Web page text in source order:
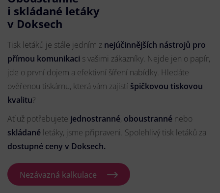
i skládané letáky
v Doksech
Tisk letáků je stále jedním z nejúčinnějších nástrojů pro
přímou komunikaci s vašimi zákazníky. Nejde jen o papír,
jde o první dojem a efektivní šíření nabídky. Hledáte
ověřenou tiskárnu, která vám zajistí špičkovou tiskovou
kvalitu?
Ať už potřebujete jednostranné, oboustranné nebo
skládané letáky, jsme připraveni. Spolehlivý tisk letáků za
dostupné ceny v Doksech.
Nezávazná kalkulace